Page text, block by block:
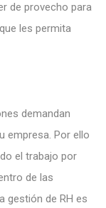
de provecho para
les permita
demandan
empresa. Por ello
el trabajo por
de las
gestión de RH es